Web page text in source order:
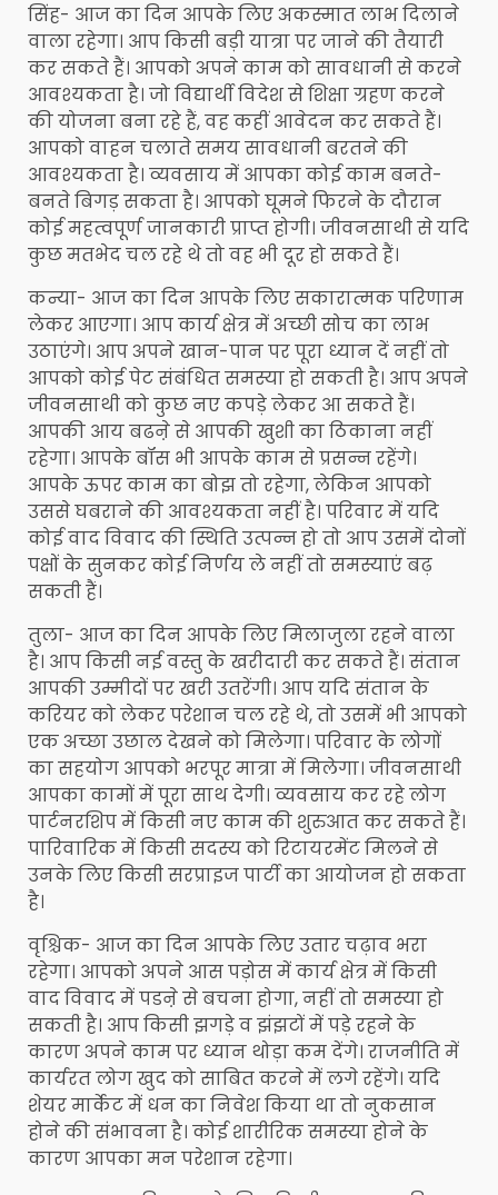
सिंह- आज का दिन आपके लिए अकस्मात लाभ दिलाने
वाला रहेगा। आप किसी बड़ी यात्रा पर जाने की तैयारी
कर सकते हैं। आपको अपने काम को सावधानी से करने
आवश्यकता है। जो विद्यार्थी विदेश से शिक्षा ग्रहण करने
की योजना बना रहे हैं, वह कहीं आवेदन कर सकते हैं।
आपको वाहन चलाते समय सावधानी बरतने की
आवश्यकता है। व्यवसाय में आपका कोई काम बनते-
बनते बिगड़ सकता है। आपको घूमने फिरने के दौरान
कोई महत्वपूर्ण जानकारी प्राप्त होगी। जीवनसाथी से यदि
कुछ मतभेद चल रहे थे तो वह भी दूर हो सकते हैं।
कन्या- आज का दिन आपके लिए सकारात्मक परिणाम
लेकर आएगा। आप कार्य क्षेत्र में अच्छी सोच का लाभ
उठाएंगे। आप अपने खान-पान पर पूरा ध्यान दें नहीं तो
आपको कोई पेट संबंधित समस्या हो सकती है। आप अपने
जीवनसाथी को कुछ नए कपड़े लेकर आ सकते हैं।
आपकी आय बढऩे से आपकी खुशी का ठिकाना नहीं
रहेगा। आपके बॉस भी आपके काम से प्रसन्न रहेंगे।
आपके ऊपर काम का बोझ तो रहेगा, लेकिन आपको
उससे घबराने की आवश्यकता नहीं है। परिवार में यदि
कोई वाद विवाद की स्थिति उत्पन्न हो तो आप उसमें दोनों
पक्षों के सुनकर कोई निर्णय ले नहीं तो समस्याएं बढ़
सकती हैं।
तुला- आज का दिन आपके लिए मिलाजुला रहने वाला
है। आप किसी नई वस्तु के खरीदारी कर सकते हैं। संतान
आपकी उम्मीदों पर खरी उतरेंगी। आप यदि संतान के
करियर को लेकर परेशान चल रहे थे, तो उसमें भी आपको
एक अच्छा उछाल देखने को मिलेगा। परिवार के लोगों
का सहयोग आपको भरपूर मात्रा में मिलेगा। जीवनसाथी
आपका कामों में पूरा साथ देगी। व्यवसाय कर रहे लोग
पार्टनरशिप में किसी नए काम की शुरुआत कर सकते हैं।
पारिवारिक में किसी सदस्य को रिटायरमेंट मिलने से
उनके लिए किसी सरप्राइज पार्टी का आयोजन हो सकता
है।
वृश्चिक- आज का दिन आपके लिए उतार चढ़ाव भरा
रहेगा। आपको अपने आस पड़ोस में कार्य क्षेत्र में किसी
वाद विवाद में पडऩे से बचना होगा, नहीं तो समस्या हो
सकती है। आप किसी झगड़े व झंझटों में पड़े रहने के
कारण अपने काम पर ध्यान थोड़ा कम देंगे। राजनीति में
कार्यरत लोग खुद को साबित करने में लगे रहेंगे। यदि
शेयर मार्केट में धन का निवेश किया था तो नुकसान
होने की संभावना है। कोई शारीरिक समस्या होने के
कारण आपका मन परेशान रहेगा।